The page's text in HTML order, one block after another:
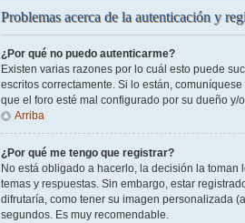
Problemas acerca de la autenticación y
¿Por qué no puedo autenticarme?
Existen varias razones por lo cuál esto puede
escritos correctamente. Si lo están,
que el foro esté mal configurado por su dueño
Arriba
¿Por qué me tengo que registrar?
No está obligado a hacerlo, la decisión la
temas y respuestas. Sin embargo, estar
difrutaría, como tener su imagen personalizada
segundos. Es muy recomendable.